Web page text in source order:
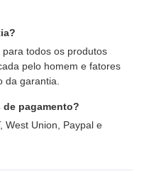
todos os produtos
pelo homem e fatores
da garantia.
pagamento?
West Union, Paypal e